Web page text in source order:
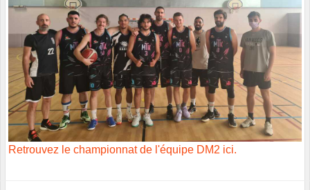
Retrouvez le championnat de l'équipe DM2 ici.